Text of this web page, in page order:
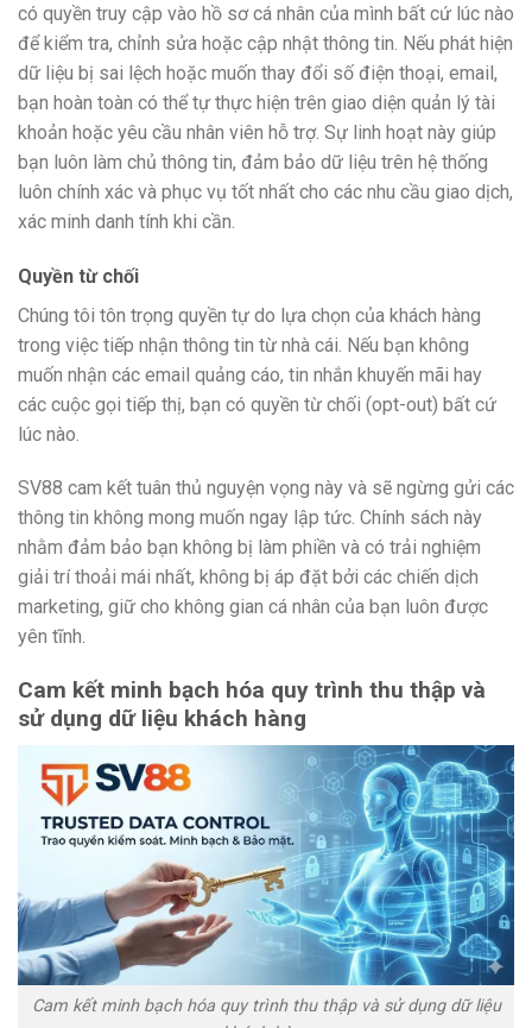
có quyền truy cập vào hồ sơ cá nhân của mình bất cứ lúc nào
để kiểm tra, chỉnh sửa hoặc cập nhật thông tin. Nếu phát hiện
dữ liệu bị sai lệch hoặc muốn thay đổi số điện thoại, email,
bạn hoàn toàn có thể tự thực hiện trên giao diện quản lý tài
khoản hoặc yêu cầu nhân viên hỗ trợ. Sự linh hoạt này giúp
bạn luôn làm chủ thông tin, đảm bảo dữ liệu trên hệ thống
luôn chính xác và phục vụ tốt nhất cho các nhu cầu giao dịch,
xác minh danh tính khi cần.
Quyền từ chối
Chúng tôi tôn trọng quyền tự do lựa chọn của khách hàng
trong việc tiếp nhận thông tin từ nhà cái. Nếu bạn không
muốn nhận các email quảng cáo, tin nhắn khuyến mãi hay
các cuộc gọi tiếp thị, bạn có quyền từ chối (opt-out) bất cứ
lúc nào.
SV88 cam kết tuân thủ nguyện vọng này và sẽ ngừng gửi các
thông tin không mong muốn ngay lập tức. Chính sách này
nhằm đảm bảo bạn không bị làm phiền và có trải nghiệm
giải trí thoải mái nhất, không bị áp đặt bởi các chiến dịch
marketing, giữ cho không gian cá nhân của bạn luôn được
yên tĩnh.
Cam kết minh bạch hóa quy trình thu thập và
sử dụng dữ liệu khách hàng
Cam kết minh bạch hóa quy trình thu thập và sử dụng dữ liệu